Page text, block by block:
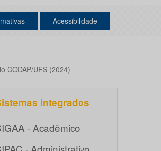
Acessibilidade
CODAP/UFS (2024)
integrados
- Acadêmico
- Administrativo